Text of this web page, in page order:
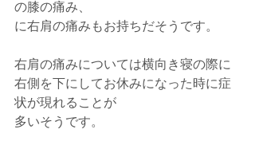
の膝の痛み、
に右肩の痛みもお持ちだそうです。
右肩の痛みについては横向き寝の際に
右側を下にしてお休みになった時に症
状が現れることが
多いそうです。